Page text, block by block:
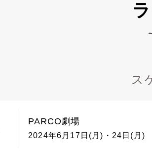
ス
PARCO劇場
2024年6月17日(月)・24日(月)